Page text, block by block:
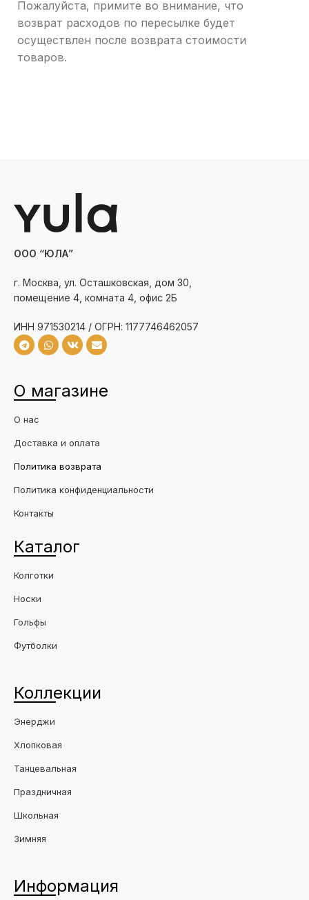
Пожалуйста, примите во внимание, что
возврат расходов по пересылке будет
осуществлен после возврата стоимости
товаров.
ООО “ЮЛА”
г. Москва, ул. Осташковская, дом 30,
помещение 4, комната 4, офис 2Б
ИНН 971530214 / ОГРН: 1177746462057
О магазине
О нас
Доставка и оплата
Политика возврата
Политика конфиденциальности
Контакты
Каталог
Колготки
Носки
Гольфы
Футболки
Коллекции
Энерджи
Хлопковая
Танцевальная
Праздничная
Школьная
Зимняя
Информация